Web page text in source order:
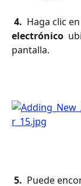
4. Haga clic
electrónico
pantalla.
5. Puede